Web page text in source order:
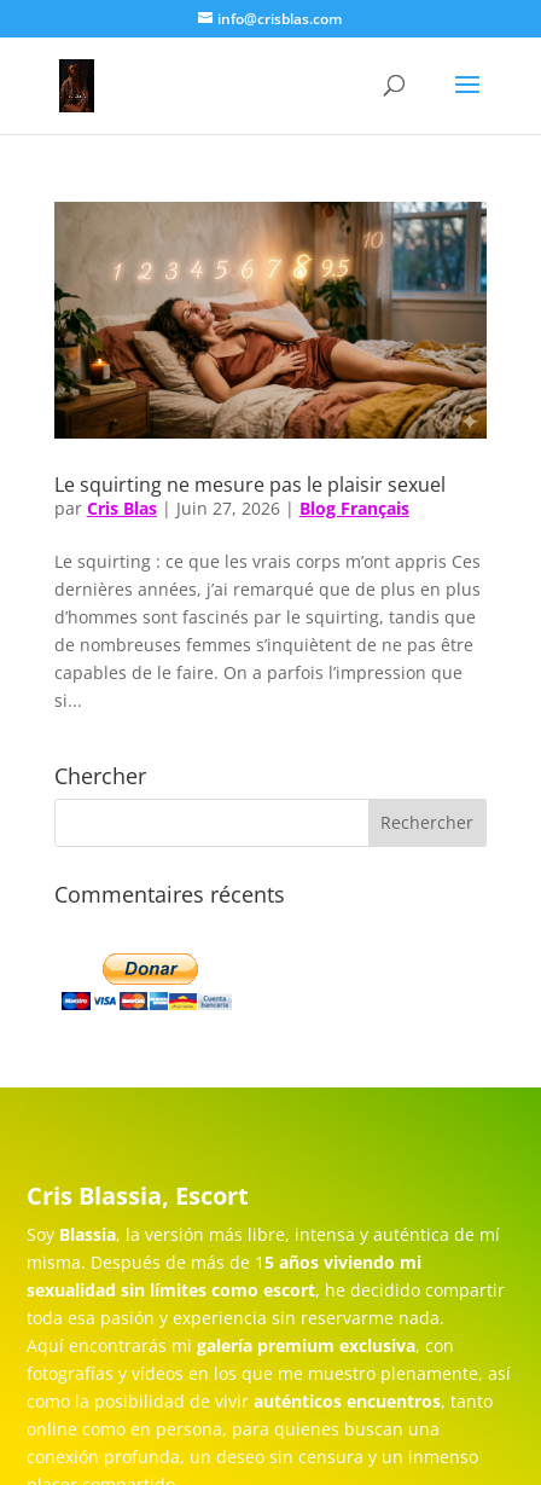
info@crisblas.com
Le squirting ne mesure pas le plaisir sexuel
par Cris Blas| Juin 27, 2026| Blog Français
Le squirting : ce que les vrais corps m’ont appris Ces
dernières années, j’ai remarqué que de plus en plus
d’hommes sont fascinés par le squirting, tandis que
de nombreuses femmes s’inquiètent de ne pas être
capables de le faire. On a parfois l’impression que
si...
Chercher
Commentaires récents
Cris Blassia, Escort
Soy Blassia, la versión más libre, intensa y auténtica de mí
misma. Después de más de 15 años viviendo mi
sexualidad sin límites como escort, he decidido compartir
toda esa pasión y experiencia sin reservarme nada.
Aquí encontrarás migalería premium exclusiva, con
fotografías y vídeos en los que me muestro plenamente, así
como la posibilidad de vivirauténticos encuentros, tanto
online como en persona, para quienes buscan una
conexión profunda, un deseo sin censura y un inmenso